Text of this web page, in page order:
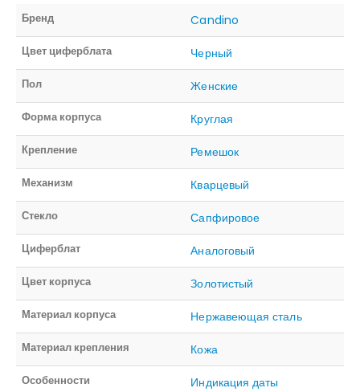
Бренд Candino
Цвет циферблата Черный
Пол Женские
Форма корпуса Круглая
Крепление Ремешок
Механизм Кварцевый
Стекло Сапфировое
Циферблат Аналоговый
Цвет корпуса Золотистый
Материал корпуса Нержавеющая сталь
Материал крепления Кожа
Особенности Индикация даты